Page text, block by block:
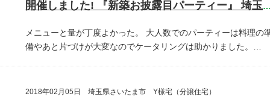
開催しました! 『新築お披露目パーティー』
メニューと量が丁度よかった。
大人数でのパーティーは料理の
備やあと片づけが大変なのでケータリングは助かりました。…
2018年02月05日 埼玉県さいたま市 Y様宅（分譲住宅）